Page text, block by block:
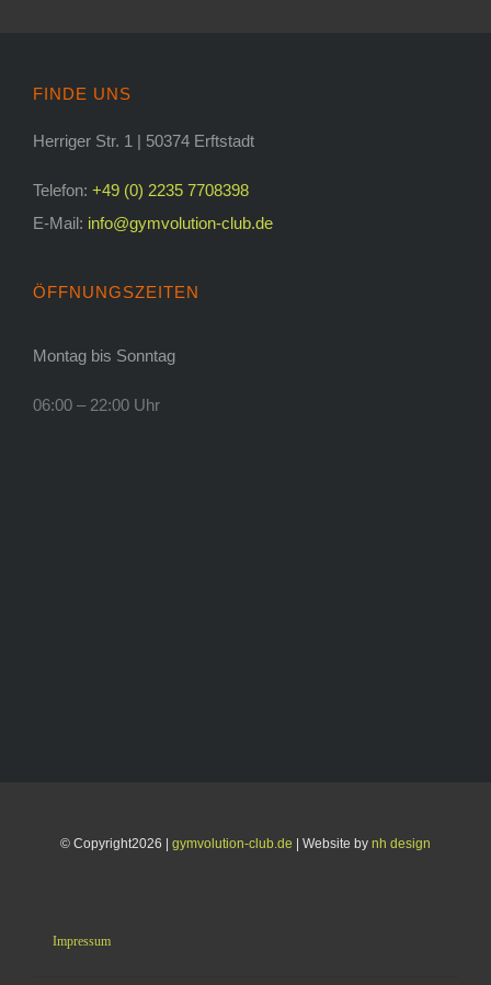
FINDE UNS
Herriger Str. 1 | 50374 Erftstadt
Telefon: +49 (0) 2235 7708398
E-Mail: info@gymvolution-club.de
ÖFFNUNGSZEITEN
Montag bis Sonntag
06:00 – 22:00 Uhr
© Copyright2026 | gymvolution-club.de | Website by nh design
Impressum